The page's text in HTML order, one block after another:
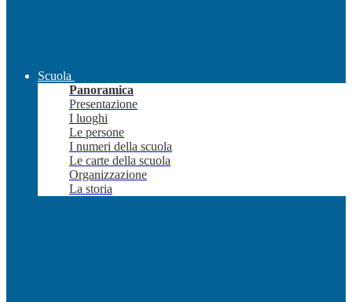
Scuola
Panoramica
Presentazione
I luoghi
Le persone
I numeri della scuola
Le carte della scuola
Organizzazione
La storia